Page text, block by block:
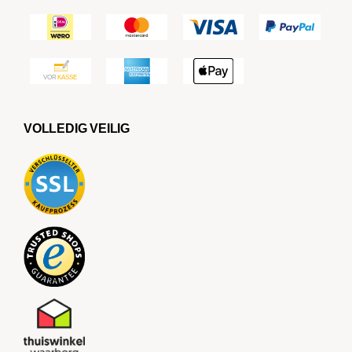
VOLLEDIG VEILIG